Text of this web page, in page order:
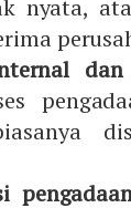
nyata,
dan